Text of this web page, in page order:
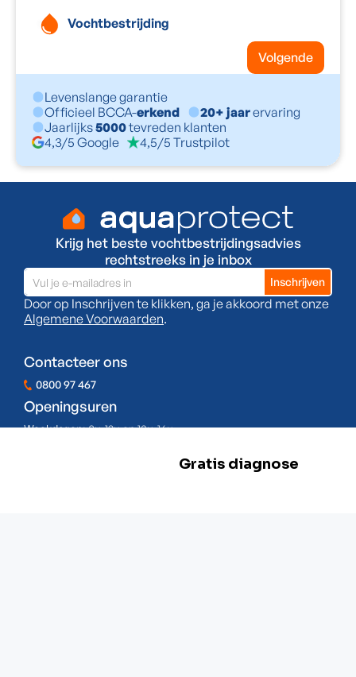
Vochtbestrijding
Volgende
Levenslange garantie
Officieel BCCA-erkend 20+ jaarervaring
Jaarlijks5000tevreden klanten
4,3/5 Google
4,5/5 Trustpilot
Krijg het beste vochtbestrijdingsadvies
rechtstreeks in je inbox
Door op Inschrijven te klikken, ga je akkoord met onze
Algemene Voorwaarden.
Contacteer ons
0800 97 467
Openingsuren
Weekdagen:8u-12u en 13u-16u